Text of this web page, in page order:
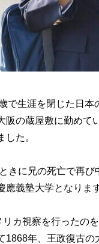
生涯を閉じた日
の蔵屋敷に勤めて
た。
きに兄の死亡で再
義塾大学となります
カ視察を行ったの
年、王政復古